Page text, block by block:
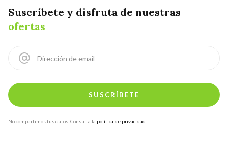
Suscríbete y disfruta de nuestras
ofertas
No compartimos tus datos. Consulta la política de privacidad.